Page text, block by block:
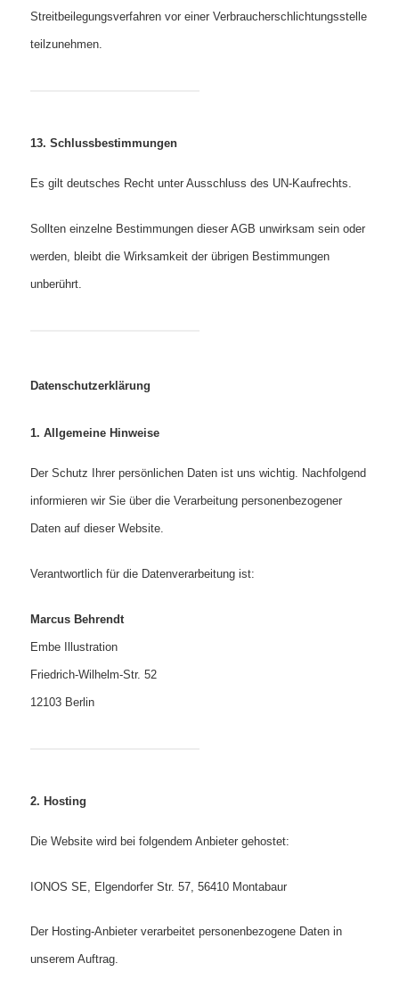
Streitbeilegungsverfahren vor einer Verbraucherschlichtungsstelle
teilzunehmen.
13. Schlussbestimmungen
Es gilt deutsches Recht unter Ausschluss des UN‑Kaufrechts.
Sollten einzelne Bestimmungen dieser AGB unwirksam sein oder
werden, bleibt die Wirksamkeit der übrigen Bestimmungen
unberührt.
Datenschutzerklärung
1. Allgemeine Hinweise
Der Schutz Ihrer persönlichen Daten ist uns wichtig. Nachfolgend
informieren wir Sie über die Verarbeitung personenbezogener
Daten auf dieser Website.
Verantwortlich für die Datenverarbeitung ist:
Marcus Behrendt
Embe Illustration
Friedrich-Wilhelm-Str. 52
12103 Berlin
2. Hosting
Die Website wird bei folgendem Anbieter gehostet:
IONOS SE, Elgendorfer Str. 57, 56410 Montabaur
Der Hosting-Anbieter verarbeitet personenbezogene Daten in
unserem Auftrag.